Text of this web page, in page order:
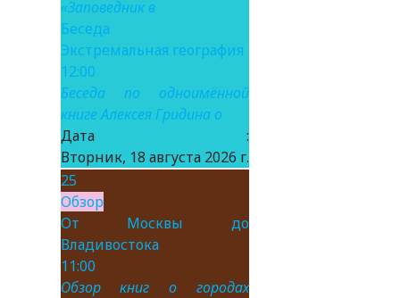
«Заповедник в
Беседа
Экстремальная география
12:00
Беседа по одноимённой
книге Алексея Гридина о
Дата :
Вторник, 18 августа 2026 г.
25
Обзор
От Москвы до
Владивостока
11:00
Обзор книг о городах